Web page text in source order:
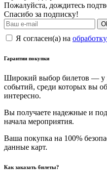
Пожалуйста, дождитесь
Спасибо за подписку!
Я согласен(а) на
Гарантии покупки
Широкий выбор билетов — у
событий, среди которых вы
интересно.
Вы получаете надежные и
начала мероприятия.
Ваша покупка на 100%
данные карт.
Как заказать билеты?